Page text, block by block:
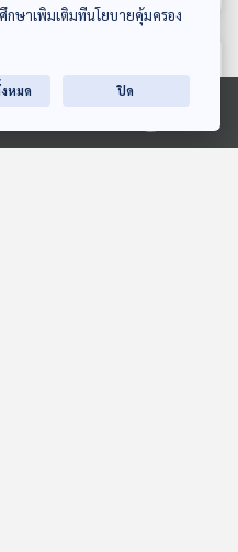
ประเทศไทย
กษาเพิ่มเติมที่นโยบายคุ้มครอง
หมด ปิด